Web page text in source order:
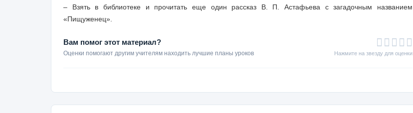
– Взять в библиотеке и прочитать еще один рассказ В. П. Астафьева с загадочным названием
«Пищуженец».
Вам помог этот материал?
Оценки помогают другим учителям находить лучшие планы уроков Нажмите на звезду для оценки